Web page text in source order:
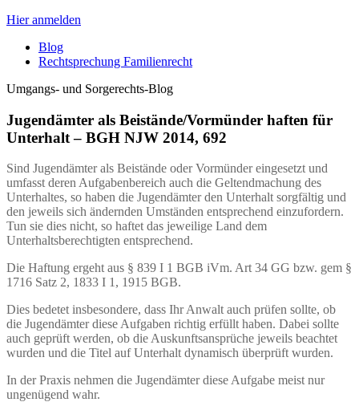
Hier anmelden
Blog
Rechtsprechung Familienrecht
Umgangs- und Sorgerechts-Blog
Jugendämter als Beistände/Vormünder haften für
Unterhalt – BGH NJW 2014, 692
Sind Jugendämter als Beistände oder Vormünder eingesetzt und
umfasst deren Aufgabenbereich auch die Geltendmachung des
Unterhaltes, so haben die Jugendämter den Unterhalt sorgfältig und
den jeweils sich ändernden Umständen entsprechend einzufordern.
Tun sie dies nicht, so haftet das jeweilige Land dem
Unterhaltsberechtigten entsprechend.
Die Haftung ergeht aus § 839 I 1 BGB iVm. Art 34 GG bzw. gem §
1716 Satz 2, 1833 I 1, 1915 BGB.
Dies bedetet insbesondere, dass Ihr Anwalt auch prüfen sollte, ob
die Jugendämter diese Aufgaben richtig erfüllt haben. Dabei sollte
auch geprüft werden, ob die Auskunftsansprüche jeweils beachtet
wurden und die Titel auf Unterhalt dynamisch überprüft wurden.
In der Praxis nehmen die Jugendämter diese Aufgabe meist nur
ungenügend wahr.